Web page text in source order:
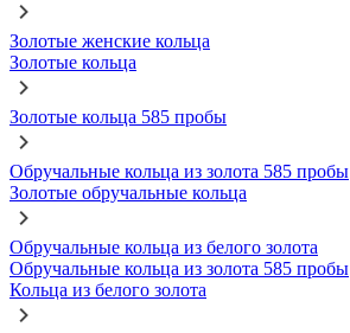
Золотые женские кольца
Золотые кольца
Золотые кольца 585 пробы
Обручальные кольца из золота 585 пробы
Золотые обручальные кольца
Обручальные кольца из белого золота
Обручальные кольца из золота 585 пробы
Кольца из белого золота